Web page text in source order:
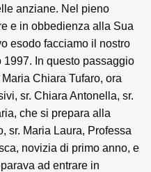
anziane. Nel pieno
e in obbedienza alla Sua
esodo facciamo il nostro
In questo passaggio
Chiara Tufaro, ora
sr. Chiara Antonella, sr.
che si prepara alla
sr. Maria Laura, Professa
novizia di primo anno, e
ad entrare in